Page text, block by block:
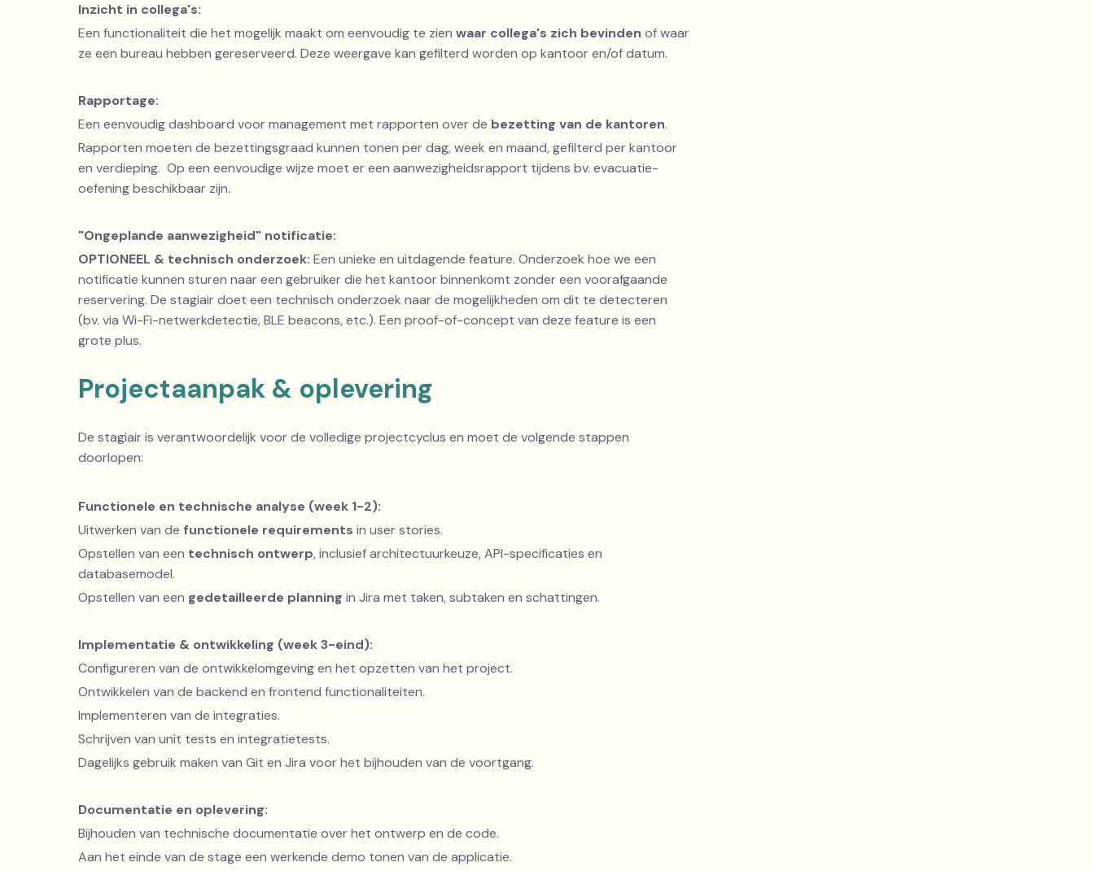
Inzicht in collega's:
Een functionaliteit die het mogelijk maakt om eenvoudig te zien waar collega's zich bevinden of waar
ze een bureau hebben gereserveerd. Deze weergave kan gefilterd worden op kantoor en/of datum.
Rapportage:
Een eenvoudig dashboard voor management met rapporten over de bezetting van de kantoren.
Rapporten moeten de bezettingsgraad kunnen tonen per dag, week en maand, gefilterd per kantoor
en verdieping. Op een eenvoudige wijze moet er een aanwezigheidsrapport tijdens bv. evacuatie-
oefening beschikbaar zijn.
"Ongeplande aanwezigheid" notificatie:
OPTIONEEL & technisch onderzoek: Een unieke en uitdagende feature. Onderzoek hoe we een
notificatie kunnen sturen naar een gebruiker die het kantoor binnenkomt zonder een voorafgaande
reservering. De stagiair doet een technisch onderzoek naar de mogelijkheden om dit te detecteren
(bv. via Wi-Fi-netwerkdetectie, BLE beacons, etc.). Een proof-of-concept van deze feature is een
grote plus.
Projectaanpak & oplevering
De stagiair is verantwoordelijk voor de volledige projectcyclus en moet de volgende stappen
doorlopen:
Functionele en technische analyse (week 1-2):
Uitwerken van de functionele requirements in user stories.
Opstellen van een technisch ontwerp, inclusief architectuurkeuze, API-specificaties en
databasemodel.
Opstellen van een gedetailleerde planning in Jira met taken, subtaken en schattingen.
Implementatie & ontwikkeling (week 3-eind):
Configureren van de ontwikkelomgeving en het opzetten van het project.
Ontwikkelen van de backend en frontend functionaliteiten.
Implementeren van de integraties.
Schrijven van unit tests en integratietests.
Dagelijks gebruik maken van Git en Jira voor het bijhouden van de voortgang.
Documentatie en oplevering:
Bijhouden van technische documentatie over het ontwerp en de code.
Aan het einde van de stage een werkende demo tonen van de applicatie.